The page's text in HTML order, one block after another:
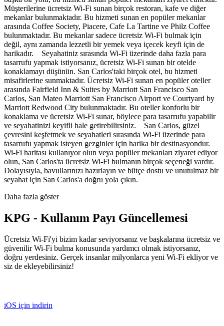
Müşterilerine ücretsiz Wi-Fi sunan birçok restoran, kafe ve diğer
mekanlar bulunmaktadır. Bu hizmeti sunan en popüler mekanlar
arasında Coffee Society, Piacere, Cafe La Tartine ve Philz Coffee
bulunmaktadır. Bu mekanlar sadece ücretsiz Wi-Fi bulmak için
değil, aynı zamanda lezzetli bir yemek veya içecek keyfi için de
harikadır. Seyahatiniz sırasında Wi-Fi üzerinde daha fazla para
tasarrufu yapmak istiyorsanız, ücretsiz Wi-Fi sunan bir otelde
konaklamayı düşünün. San Carlos'taki birçok otel, bu hizmeti
misafirlerine sunmaktadır. Ücretsiz Wi-Fi sunan en popüler oteller
arasında Fairfield Inn & Suites by Marriott San Francisco San
Carlos, San Mateo Marriott San Francisco Airport ve Courtyard by
Marriott Redwood City bulunmaktadır. Bu oteller konforlu bir
konaklama ve ücretsiz Wi-Fi sunar, böylece para tasarrufu yapabilir
ve seyahatinizi keyifli hale getirebilirsiniz. San Carlos, güzel
çevresini keşfetmek ve seyahatleri sırasında Wi-Fi üzerinde para
tasarrufu yapmak isteyen gezginler için harika bir destinasyondur.
Wi-Fi haritası kullanıyor olun veya popüler mekanları ziyaret ediyor
olun, San Carlos'ta ücretsiz Wi-Fi bulmanın birçok seçeneği vardır.
Dolayısıyla, bavullarınızı hazırlayın ve bütçe dostu ve unutulmaz bir
seyahat için San Carlos'a doğru yola çıkın.
Daha fazla göster
KPG - Kullanım Payı Güncellemesi
Ücretsiz Wi-Fi'yi bizim kadar seviyorsanız ve başkalarına ücretsiz ve
güvenilir Wi-Fi bulma konusunda yardımcı olmak istiyorsanız,
doğru yerdesiniz. Gerçek insanlar milyonlarca yeni Wi-Fi ekliyor ve
siz de ekleyebilirsiniz!
iOS için indirin